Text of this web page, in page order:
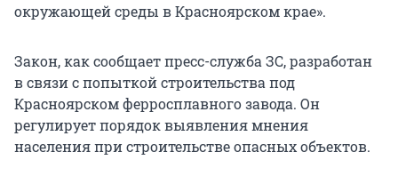
окружающей среды в Красноярском крае».
Закон, как сообщает пресс-служба ЗС, разработан
в связи с попыткой строительства под
Красноярском ферросплавного завода. Он
регулирует порядок выявления мнения
населения при строительстве опасных объектов.